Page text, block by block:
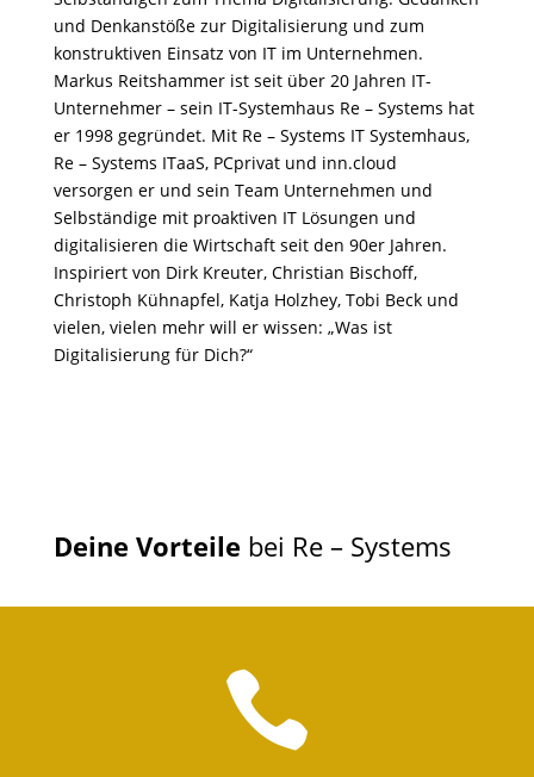
und Denkanstöße zur Digitalisierung und zum
konstruktiven Einsatz von IT im Unternehmen.
Markus Reitshammer ist seit über 20 Jahren IT-
Unternehmer – sein IT-Systemhaus Re – Systems hat
er 1998 gegründet. Mit Re – Systems IT Systemhaus,
Re – Systems ITaaS, PCprivat und inn.cloud
versorgen er und sein Team Unternehmen und
Selbständige mit proaktiven IT Lösungen und
digitalisieren die Wirtschaft seit den 90er Jahren.
Inspiriert von Dirk Kreuter, Christian Bischoff,
Christoph Kühnapfel, Katja Holzhey, Tobi Beck und
vielen, vielen mehr will er wissen: „Was ist
Digitalisierung für Dich?“
Deine Vorteile bei Re – Systems
